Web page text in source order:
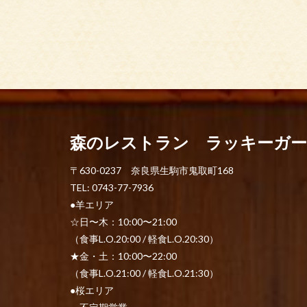
森のレストラン ラッキーガ
〒630-0237 奈良県生駒市鬼取町168
TEL: 0743-77-7936
●羊エリア
☆日〜木：10:00〜21:00
（食事L.O.20:00 / 軽食L.O.20:30）
★金・土：10:00〜22:00
（食事L.O.21:00 / 軽食L.O.21:30）
●桜エリア